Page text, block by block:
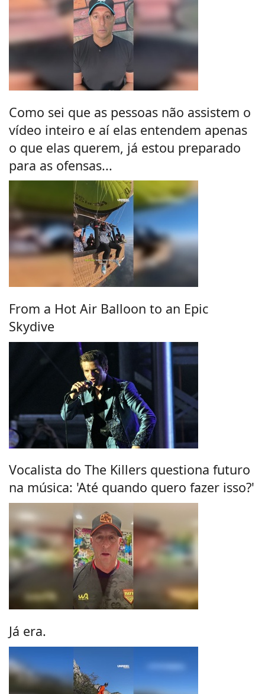
Como sei que as pessoas não assistem o
vídeo inteiro e aí elas entendem apenas
o que elas querem, já estou preparado
para as ofensas...
From a Hot Air Balloon to an Epic
Skydive
Vocalista do The Killers questiona futuro
na música: 'Até quando quero fazer isso?'
Já era.